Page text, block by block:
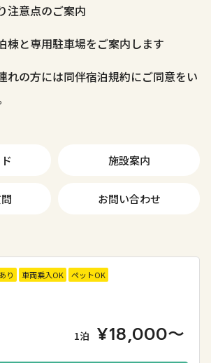
注意点のご案内
棟と専用駐車場をご案内します
れの方には同伴宿泊規約にご同意をい
施設案内
お問い合わせ
り 車両乗入OK ペットOK
1泊 ¥18,000〜